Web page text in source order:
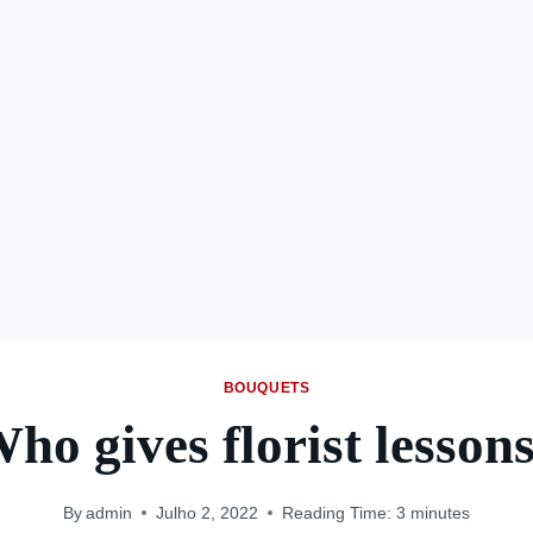
BOUQUETS
gives florist
By admin Julho 2, 2022 Reading Time: 3 minutes